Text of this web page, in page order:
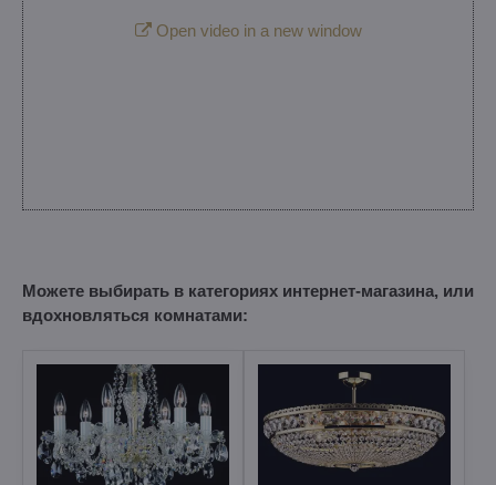
Open video in a new window
Можете выбирать в категориях интернет-магазина, или
вдохновляться комнатами: